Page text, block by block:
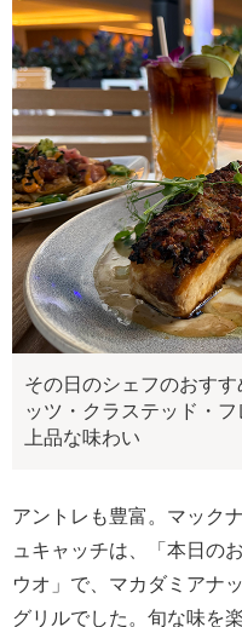
その日のシェフのおす
ッツ・クラステッド・
上品な味わい
アントレも豊富。マック
ュキャッチは、「本日の
ウオ」で、マカダミアナ
グリルでした。旬な味を